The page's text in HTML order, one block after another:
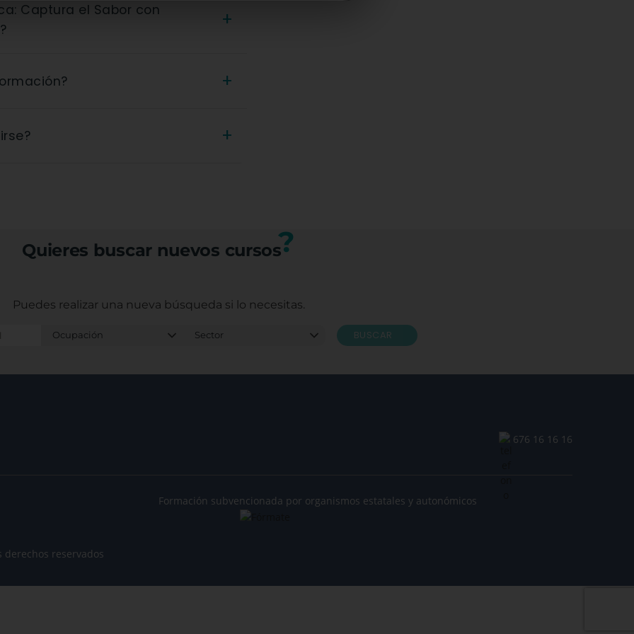
+
ni para la empresa.
+
oficial que acredita los
+
Quieres buscar nuevos cursos?
Puedes realizar una nueva búsqueda si lo necesitas.
BUSCAR
676 16 16 16
reservados
Formación subvencionada por organismos estatales y autonómicos